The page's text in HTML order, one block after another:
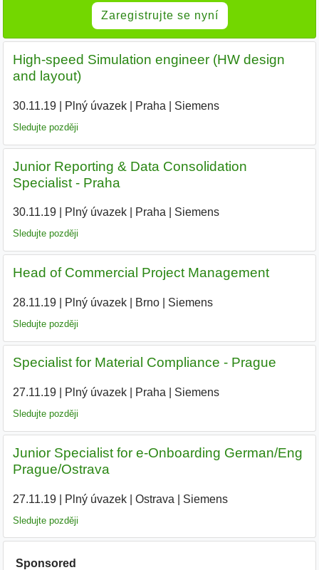
Zaregistrujte se nyní
High-speed Simulation engineer (HW design
and layout)
30.11.19| Plný úvazek| Praha Siemens|
Sledujte později
Junior Reporting & Data Consolidation
Specialist - Praha
30.11.19| Plný úvazek| Praha Siemens|
Sledujte později
Head of Commercial Project Management
28.11.19| Plný úvazek| Brno| Siemens|
Sledujte později
Specialist for Material Compliance - Prague
27.11.19| Plný úvazek| Praha Siemens|
Sledujte později
Junior Specialist for e-Onboarding German/Eng
Prague/Ostrava
27.11.19| Plný úvazek| Ostrava Siemens|
Sledujte později